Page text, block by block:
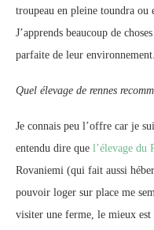
troupeau en pleine toundra ou
J’apprends beaucoup de
parfaite de leur environnement.
Quel élevage de rennes
Je connais peu l’offre car je
entendu dire que l’élevage du
Rovaniemi (qui fait aussi
pouvoir loger sur place me
visiter une ferme, le mieux est